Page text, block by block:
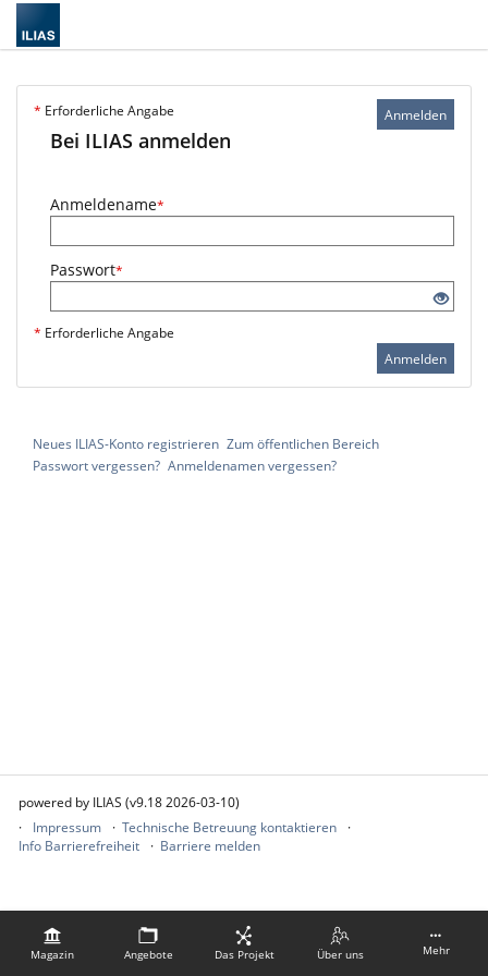
Magazin Angebote Das Projekt Über uns Mehr
Anmelden
* Erforderliche Angabe
Bei ILIAS anmelden
Anmeldename*
Passwort*
* Erforderliche Angabe
Anmelden
Neues ILIAS-Konto registrieren Zum öffentlichen Bereich
Passwort vergessen? Anmeldenamen vergessen?
powered by ILIAS (v9.18 2026-03-10)
Impressum
Technische Betreuung kontaktieren
Info Barrierefreiheit
Barriere melden